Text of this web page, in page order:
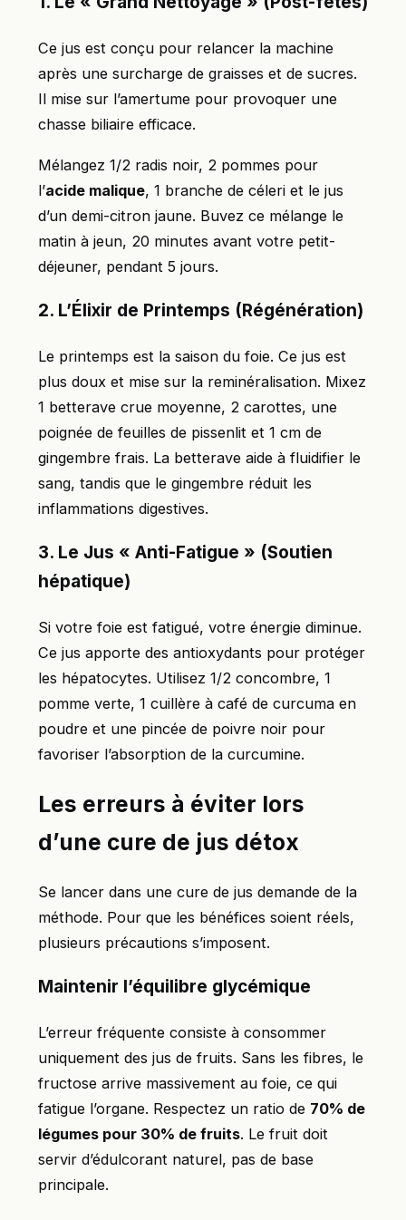
Ce jus est conçu pour relancer la machine
après une surcharge de graisses et de sucres.
Il mise sur l’amertume pour provoquer une
chasse biliaire efficace.
Mélangez 1/2 radis noir, 2 pommes pour
l’acide malique, 1 branche de céleri et le jus
d’un demi-citron jaune. Buvez ce mélange le
matin à jeun, 20 minutes avant votre petit-
déjeuner, pendant 5 jours.
2. L’Élixir de Printemps (Régénération)
Le printemps est la saison du foie. Ce jus est
plus doux et mise sur la reminéralisation. Mixez
1 betterave crue moyenne, 2 carottes, une
poignée de feuilles de pissenlit et 1 cm de
gingembre frais. La betterave aide à fluidifier le
sang, tandis que le gingembre réduit les
inflammations digestives.
3. Le Jus « Anti-Fatigue » (Soutien
hépatique)
Si votre foie est fatigué, votre énergie diminue.
Ce jus apporte des antioxydants pour protéger
les hépatocytes. Utilisez 1/2 concombre, 1
pomme verte, 1 cuillère à café de curcuma en
poudre et une pincée de poivre noir pour
favoriser l’absorption de la curcumine.
Les erreurs à éviter lors
d’une cure de jus détox
Se lancer dans une cure de jus demande de la
méthode. Pour que les bénéfices soient réels,
plusieurs précautions s’imposent.
Maintenir l’équilibre glycémique
L’erreur fréquente consiste à consommer
uniquement des jus de fruits. Sans les fibres, le
fructose arrive massivement au foie, ce qui
fatigue l’organe. Respectez un ratio de 70% de
légumes pour 30% de fruits. Le fruit doit
servir d’édulcorant naturel, pas de base
principale.